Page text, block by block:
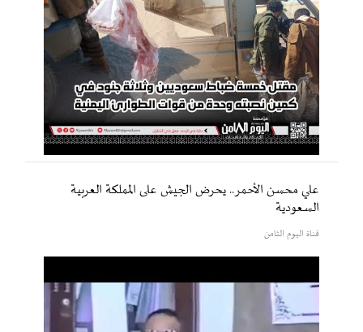
علي محسن الأحمر.. يحرض الجيش على المملكة العربية
السعودية
قناة اليوم الثامن